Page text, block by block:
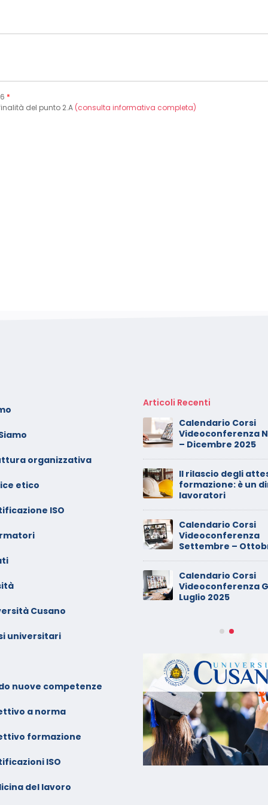
*
del punto 2.A (consulta informativa completa)
organizzativa
etico
ISO
Cusano
universitari
nuove competenze
a norma
formazione
ISO
del lavoro
Articoli Recenti
il consenso di
Maggio –
riconosciuto
Marzo –
Gennaio –
Calendario Corsi
Videoconferenza
– Dicembre 2025
Il rilascio degli
formazione: è un
lavoratori
Calendario Corsi
Videoconferenza
Settembre –
Calendario Corsi
Videoconferenza
Luglio 2025